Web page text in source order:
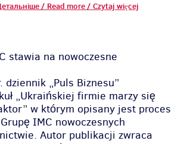
/ Read more / Czytaj więcej
stawia na nowoczesne
„Puls Biznesu”
„Ukraińskiej firmie marzy się
w którym opisany jest proces
IMC nowoczesnych
Autor publikacji zwraca